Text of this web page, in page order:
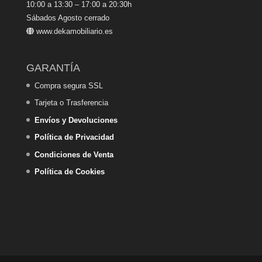
10:00 a 13:30 – 17:00 a 20:30h
Sábados Agosto cerrado
www.dekamobiliario.es
GARANTÍA
Compra segura SSL
Tarjeta o Trasferencia
Envíos y Devoluciones
Política de Privacidad
Condiciones de Venta
Política de Cookies